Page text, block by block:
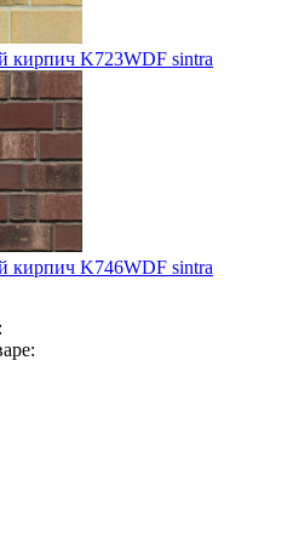
кирпич K723WDF sintra
кирпич K746WDF sintra